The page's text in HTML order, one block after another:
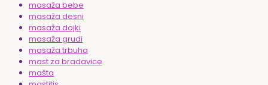
masaža bebe
masaža desni
masaža dojki
masaža grudi
masaža trbuha
mast za bradavice
mašta